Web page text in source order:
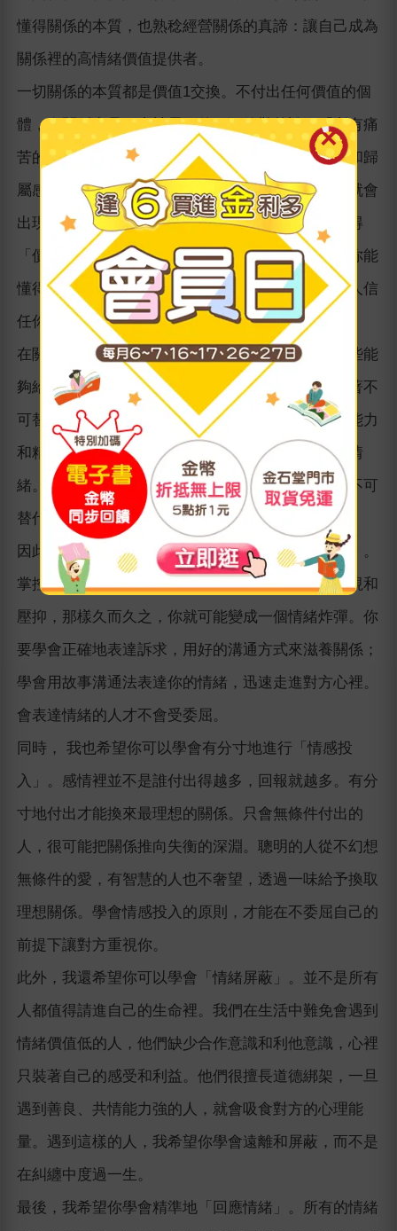
懂得關係的本質，也熟稔經營關係的真諦：讓自己成為
關係裡的高情緒價值提供者。
一切關係的本質都是價值1交換。不付出任何價值的個
體，在關係中是不太被需要的。阿德勒曾說：「所有痛
苦的根源都是關係。」他認為，人天生有著對關係和歸
屬感的渴求，如果總是不能恰到好處地經營關係，就會
出現各種情緒問題。能夠把關係經營好的人，是懂得
「價值交換是關係的本質」這個底層邏輯的。如果你能
懂得這個邏輯，並且時時為關係提供養分，就能讓人信
任你、依賴你、離不開你。
在關係中，人的價值越大，不可替代性就越大。那些能
夠給他人提供情緒價值的人，往往在其社交圈裡有著不
可替代的地位。從價值角度來說，恰當的情緒表達能力
和精準的情緒回應能力，代表著你能夠分擔對方的情
緒。如果你能做到這些，你在任何關係裡都會成為不可
替代的存在。
因此，在這本書中，我希望你可以學會「情緒表達」。
掌控情緒不是靠忍，千萬不要在有情緒時只懂得忽視和
壓抑，那樣久而久之，你就可能變成一個情緒炸彈。你
要學會正確地表達訴求，用好的溝通方式來滋養關係；
學會用故事溝通法表達你的情緒，迅速走進對方心裡。
會表達情緒的人才不會受委屈。
同時， 我也希望你可以學會有分寸地進行「情感投
入」。感情裡並不是誰付出得越多，回報就越多。有分
寸地付出才能換來最理想的關係。只會無條件付出的
人，很可能把關係推向失衡的深淵。聰明的人從不幻想
無條件的愛，有智慧的人也不奢望，透過一味給予換取
理想關係。學會情感投入的原則，才能在不委屈自己的
前提下讓對方重視你。
此外，我還希望你可以學會「情緒屏蔽」。並不是所有
人都值得請進自己的生命裡。我們在生活中難免會遇到
情緒價值低的人，他們缺少合作意識和利他意識，心裡
只裝著自己的感受和利益。他們很擅長道德綁架，一旦
遇到善良、共情能力強的人，就會吸食對方的心理能
量。遇到這樣的人，我希望你學會遠離和屏蔽，而不是
在糾纏中度過一生。
最後，我希望你學會精準地「回應情緒」。所有的情緒